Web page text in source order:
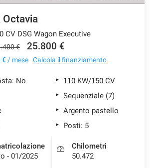
Octavia
CV DSG Wagon Executive
€ 25.800 €
€ / mese Calcola il finanziamento
No
110 KW/150 CV
Sequenziale (7)
Argento pastello
Posti: 5
- 01/2025
Chilometri
50.472